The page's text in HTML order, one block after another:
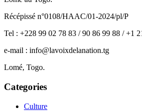
Récépissé n°0108/HAAC/01-2024/pl/P
Tel : +228 99 02 78 83 / 90 86 99 88 / +1
e-mail : info@lavoixdelanation.tg
Lomé, Togo.
Categories
Culture